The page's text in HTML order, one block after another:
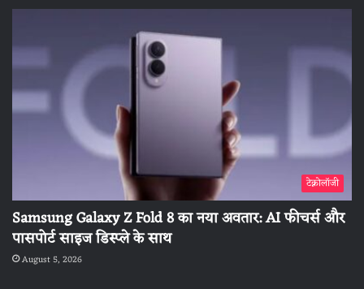
टेक्नोलॉजी
Samsung Galaxy Z Fold 8 का नया अवतार: AI फीचर्स और
पासपोर्ट साइज डिस्प्ले के साथ
August 5, 2026